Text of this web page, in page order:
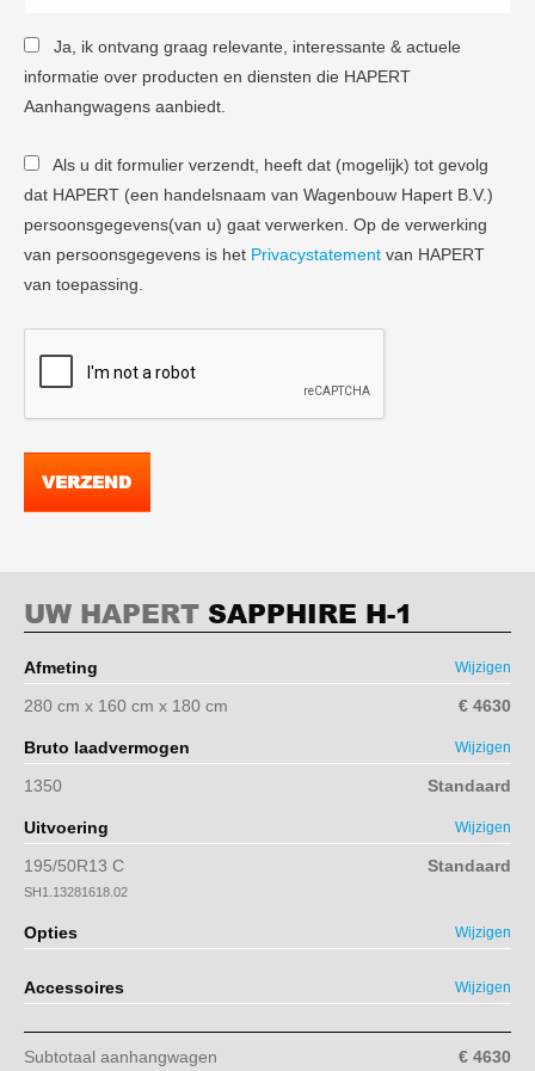
Ja, ik ontvang graag relevante, interessante & actuele
informatie over producten en diensten die HAPERT
Aanhangwagens aanbiedt.
Als u dit formulier verzendt, heeft dat (mogelijk) tot gevolg
dat HAPERT (een handelsnaam van Wagenbouw Hapert B.V.)
persoonsgegevens(van u) gaat verwerken. Op de verwerking
van persoonsgegevens is het Privacystatement van HAPERT
van toepassing.
VERZEND
UW HAPERT SAPPHIRE H-1
Afmeting Wijzigen
280 cm x 160 cm x 180 cm € 4630
Bruto laadvermogen Wijzigen
1350 Standaard
Uitvoering Wijzigen
Standaard
195/50R13 C
SH1.13281618.02
Opties Wijzigen
Accessoires Wijzigen
Subtotaal aanhangwagen
€ 4630